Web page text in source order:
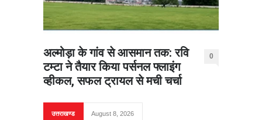
अल्मोड़ा के गांव से आसमान तक: रवि
टम्टा ने तैयार किया पर्सनल फ्लाइंग
व्हीकल, सफल ट्रायल से मची चर्चा
0
उत्तराखण्ड August 8, 2026